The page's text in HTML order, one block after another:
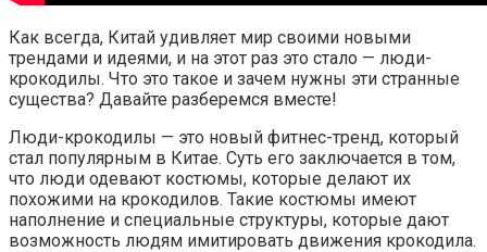
Как всегда, Китай удивляет мир своими новыми
трендами и идеями, и на этот раз это стало — люди-
крокодилы. Что это такое и зачем нужны эти странные
существа? Давайте разберемся вместе!
Люди-крокодилы — это новый фитнес-тренд, который
стал популярным в Китае. Суть его заключается в том,
что люди одевают костюмы, которые делают их
похожими на крокодилов. Такие костюмы имеют
наполнение и специальные структуры, которые дают
возможность людям имитировать движения крокодила.